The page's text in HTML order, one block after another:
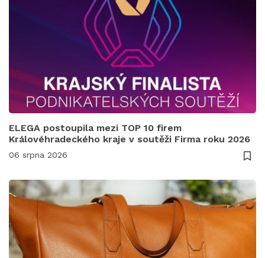
ELEGA postoupila mezi TOP 10 firem
Královéhradeckého kraje v soutěži Firma roku 2026
06 srpna 2026